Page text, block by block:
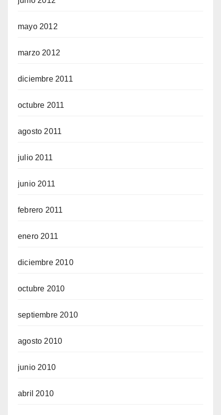
mayo 2012
marzo 2012
diciembre 2011
octubre 2011
agosto 2011
julio 2011
junio 2011
febrero 2011
enero 2011
diciembre 2010
octubre 2010
septiembre 2010
agosto 2010
junio 2010
abril 2010